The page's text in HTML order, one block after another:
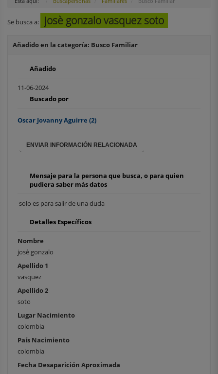
Se busca a: josè gonzalo vasquez soto
Añadido en la categoría: Busco Familiar
Añadido
11-06-2024
Buscado por
Oscar Jovanny Aguirre (2)
ENVIAR INFORMACIÓN RELACIONADA
Mensaje para la persona que busca, o para quien
pudiera saber más datos
solo es para salir de una duda
Detalles Específicos
Nombre
josè gonzalo
Apellido 1
vasquez
Apellido 2
soto
Lugar Nacimiento
colombia
País Nacimiento
colombia
Fecha Desaparición Aproximada